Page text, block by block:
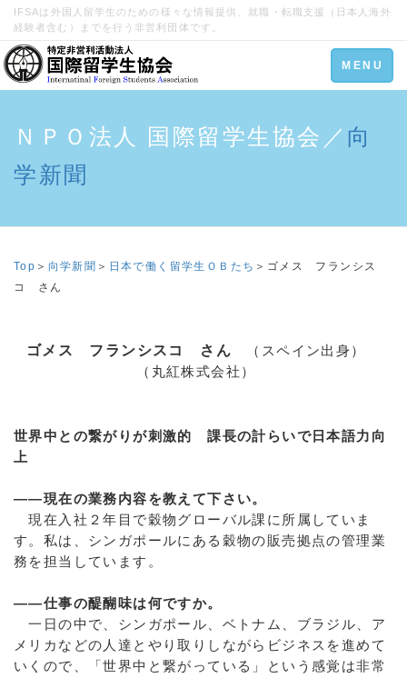
IFSAは外国人留学生のための様々な情報提供、就職・転職支援（日本人海外
経験者含む）までを行う非営利団体です。
Toggle
navigation
MENU
ＮＰＯ法人 国際留学生協会／ 向
学新聞
Top ＞ 向学新聞 ＞ 日本で働く留学生ＯＢたち ＞ゴメス フランシス
コ さん
ゴメス フランシスコ さん （スペイン出身）
（丸紅株式会社）
世界中との繋がりが刺激的 課長の計らいで日本語力向
上
――現在の業務内容を教えて下さい。
現在入社２年目で穀物グローバル課に所属していま
す。私は、シンガポールにある穀物の販売拠点の管理業
務を担当しています。
――仕事の醍醐味は何ですか。
一日の中で、シンガポール、ベトナム、ブラジル、ア
メリカなどの人達とやり取りしながらビジネスを進めて
いくので、「世界中と繋がっている」という感覚は非常